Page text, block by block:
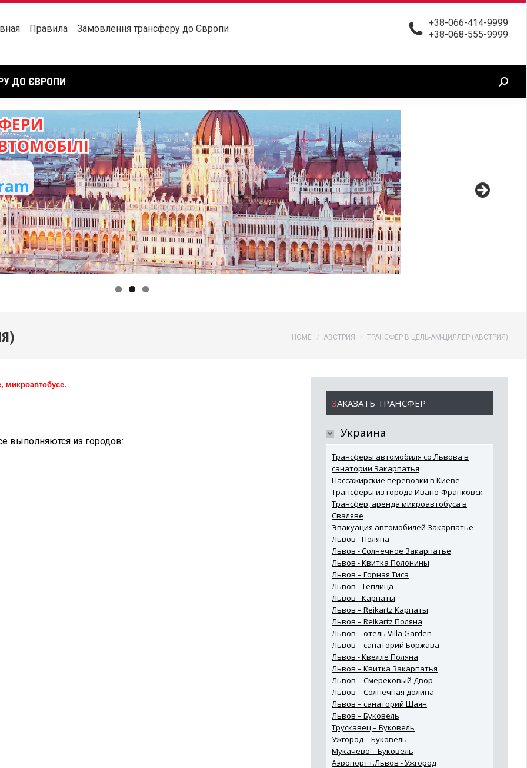
Правила Замовлення трансферу до Європи
+38-066-414-9999
+38-068-555-9999
ДО ЄВРОПИ
You are here:
HOME АВСТРИЯ ТРАНСФЕР В ЦЕЛЬ-АМ-ЦИЛЛЕР (АВСТРИЯ)
микроавтобусе.
выполняются из городов:
ЗАКАЗАТЬ ТРАНСФЕР
Украина
Трансферы автомобиля со Львова в
санатории Закарпатья
Пассажирские перевозки в Киеве
Трансферы из города Ивано-Франковск
Трансфер, аренда микроавтобуса в
Сваляве
Эвакуация автомобилей Закарпатье
Львов - Поляна
Львов - Солнечное Закарпатье
Львов - Квитка Полонины
Львов – Горная Тиса
Львов - Теплица
Львов - Карпаты
Львов – Reikartz Карпаты
Львов – Reikartz Поляна
Львов – отель Villa Garden
Львов – санаторий Боржава
Львов - Квелле Поляна
Львов – Квитка Закарпатья
Львов – Смерековый Двор
Львов – Солнечная долина
Львов – санаторий Шаян
Львов – Буковель
Трускавец – Буковель
Ужгород – Буковель
Мукачево – Буковель
Аэропорт г.Львов - Ужгород
ГЛАВНАЯ ПРАВИЛА ЗАМОВЛЕННЯ ТРАНСФЕРУ ДО ЄВРОПИ Search: